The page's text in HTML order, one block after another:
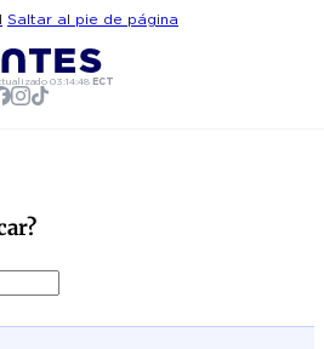
Saltar al pie de página
03:14:48 ECT